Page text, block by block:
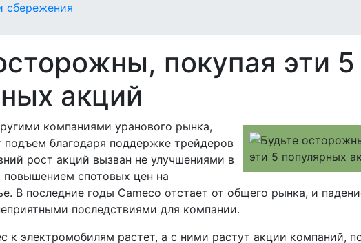
сбережения
покупая эти 5
акций
компаниями уранового рынка,
подъем благодаря поддержке трейдеров
рост акций вызван не улучшениями в
повышением спотовых цен на
В последние годы Cameco отстает от общего рынка, и
последствиями для компании.
к электромобилям растет, а с ними растут акции компаний,